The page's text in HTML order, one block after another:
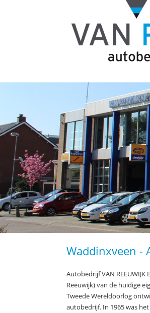
Waddinxveen -
Autobedrijf VAN
Reeuwijk) van de huidige
Tweede Wereldoorlog
autobedrijf. In 1965 was